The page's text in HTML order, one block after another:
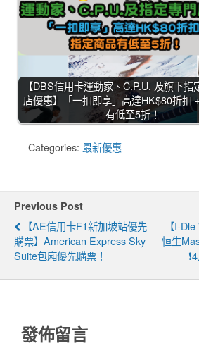
【DBS信用卡運動家、C.P.U. 及旗下指
店優惠】「一扣即享」高達HK$80折扣
有低至5折！
Categories: 最新優惠
Previous Post
【AE信用卡F1新加坡站優先
購票】American Express Sky
Suite包廂優先購票！
【i-
恒生
發佈留言